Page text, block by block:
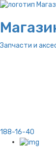
Запчасти и
188-16-40